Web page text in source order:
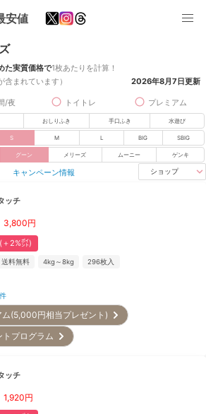
安値
た実質価格で1枚あたりを計算！
まれています）
2026年8月7日更新
/夜 トイトレ プレミアム
おしりふき 手口ふき 水遊び
S M L BIG SBIG
グーン メリーズ ムーニー ゲンキ
キャンペーン情報 ショップ
ッチ
3,800円
＋2%㌽)
送料無料 4kg～8kg 296枚入
ム(5,000円相当プレゼント)
トプログラム
ッチ
1,920円